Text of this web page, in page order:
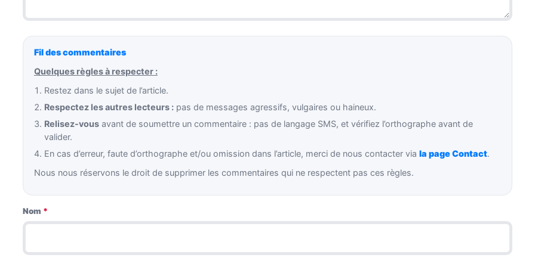
Fil des commentaires
Quelques règles à respecter :
Restez dans le sujet de l’article.
Respectez les autres lecteurs : pas de messages agressifs, vulgaires ou haineux.
Relisez-vous avant de soumettre un commentaire : pas de langage SMS, et vérifiez l’orthographe avant de
valider.
En cas d’erreur, faute d’orthographe et/ou omission dans l’article, merci de nous contacter viala page Contact.
Nous nous réservons le droit de supprimer les commentaires qui ne respectent pas ces règles.
Nom *